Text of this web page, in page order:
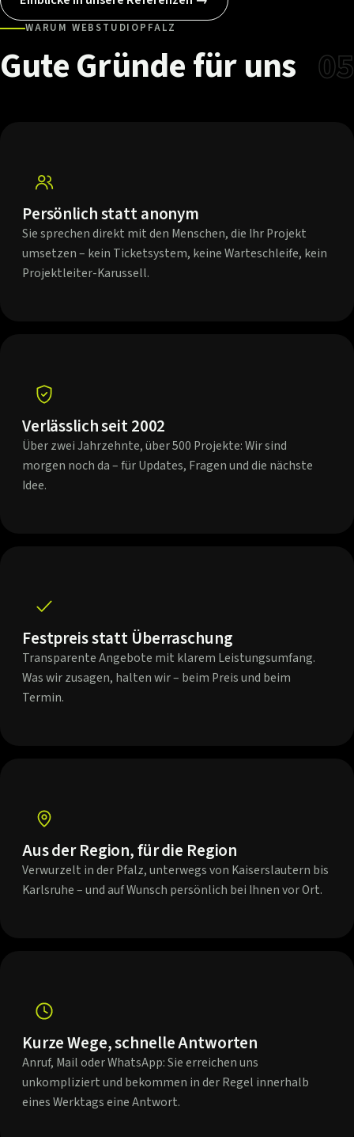
WARUM WEBSTUDIOPFALZ
GuteGründefüruns 05
Persönlich statt anonym
Sie sprechen direkt mit den Menschen, die Ihr Projekt
umsetzen – kein Ticketsystem, keine Warteschleife, kein
Projektleiter-Karussell.
Verlässlich seit 2002
Über zwei Jahrzehnte, über 500 Projekte: Wir sind
morgen noch da – für Updates, Fragen und die nächste
Idee.
Festpreis statt Überraschung
Transparente Angebote mit klarem Leistungsumfang.
Was wir zusagen, halten wir – beim Preis und beim
Termin.
Aus der Region, für die Region
Verwurzelt in der Pfalz, unterwegs von Kaiserslautern bis
Karlsruhe – und auf Wunsch persönlich bei Ihnen vor Ort.
Kurze Wege, schnelle Antworten
Anruf, Mail oder WhatsApp: Sie erreichen uns
unkompliziert und bekommen in der Regel innerhalb
eines Werktags eine Antwort.